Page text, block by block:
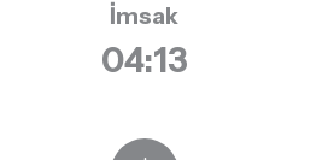
İmsak
04:13